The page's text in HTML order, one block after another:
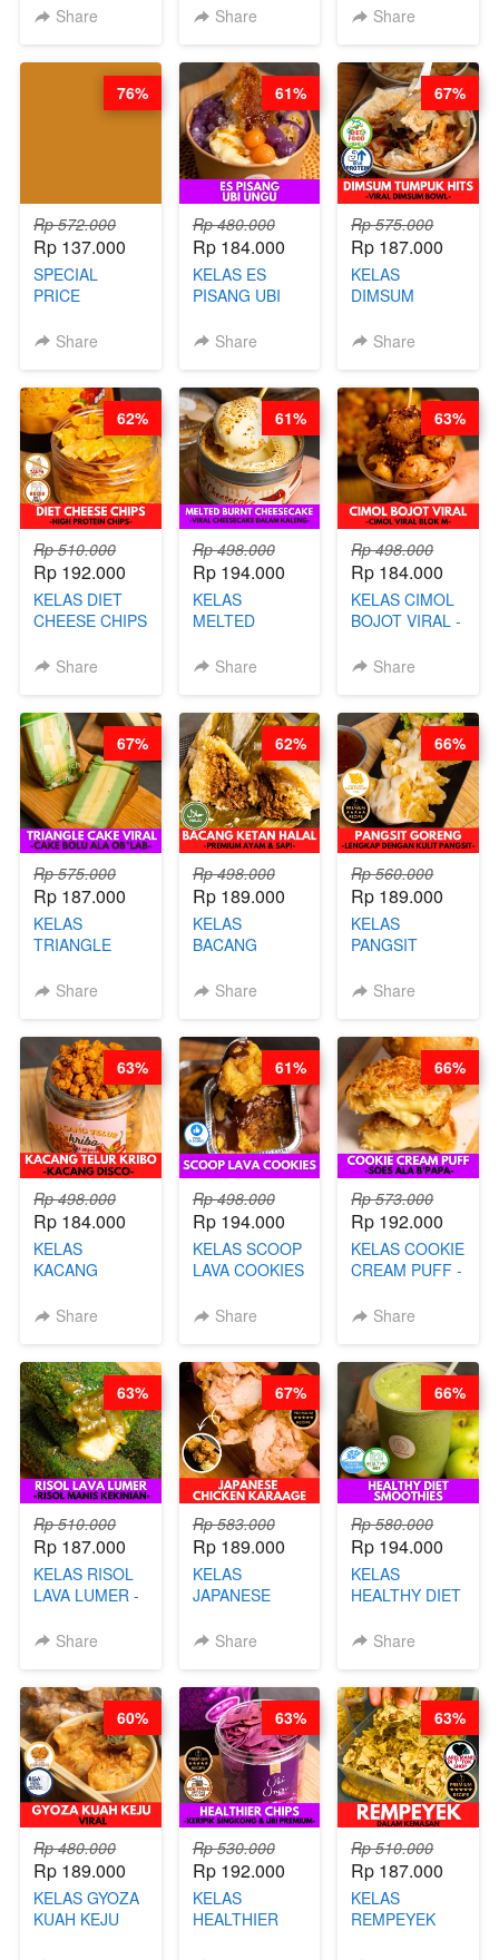
LAYER CAKE -
SAUCE- BY
(TAYANG 18
Share
BY CHEF DITA
Share
KELAS KOPI &
BARISTA
ARISUDANA
(TANGGAL 10
AGS HARGA
NAIK! )
Share
Rp 572.000
Rp 137.000
SPECIAL
PRICE
KELAS CAKWE
DITA
(TANGGAL 10
AGS HARGA
NAIK! )
Share
76%
Rp 480.000
Rp 184.000
KELAS ES
PISANG UBI
CHEF DITA
Share
61%
Rp 575.000
Rp 187.000
KELAS
DIMSUM
- VIRAL
STEPHANIE
Share
67%
Rp 510.000
Rp 192.000
KELAS DIET
CHEESE CHIPS
PROTEIN
Share
62%
Rp 498.000
Rp 194.000
KELAS
MELTED
CHEESECAKE -
DALAM
KALENG-BY
CHEF DITA
Share
61%
Rp 498.000
Rp 184.000
KELAS CIMOL
BOJOT VIRAL -
BLOK M -BY
JUNI)
Share
63%
Rp 575.000
Rp 187.000
KELAS
TRIANGLE
CAKE BOLU
Share
67%
Rp 498.000
Rp 189.000
KELAS
BACANG
PREMIUM
Share
62%
Rp 560.000
Rp 189.000
KELAS
PANGSIT
LENGKAP
PANGSIT -BY
CHEF DITA
Share
66%
Rp 498.000
Rp 184.000
KELAS
KACANG
KACANG
Share
63%
Rp 498.000
Rp 194.000
KELAS SCOOP
LAVA COOKIES
Share
61%
Rp 573.000
Rp 192.000
KELAS COOKIE
CREAM PUFF -
B’PAPA-BY
Share
66%
Rp 510.000
Rp 187.000
KELAS RISOL
LAVA LUMER -
KEKINIAN-BY
Share
63%
Rp 583.000
Rp 189.000
KELAS
JAPANESE
KARAAGE - BY
Share
67%
Rp 580.000
Rp 194.000
KELAS
HEALTHY DIET
BY BARISTA
Share
66%
Rp 480.000
Rp 189.000
KELAS GYOZA
KUAH KEJU
60%
Rp 530.000
Rp 192.000
KELAS
HEALTHIER
63%
Rp 510.000
Rp 187.000
KELAS
REMPEYEK
63%